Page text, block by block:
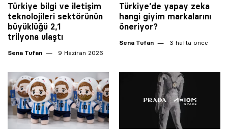
Türkiye bilgi ve iletişim
teknolojileri sektörünün
büyüklüğü 2,1
trilyona ulaştı
Sena Tufan 9 Haziran 2026
Türkiye’de yapay zeka
hangi giyim markalarını
öneriyor?
Sena Tufan 3 hafta önce